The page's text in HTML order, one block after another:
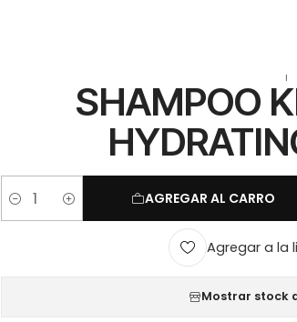
|
SHAMPOO
Cantidad AGREGAR AL CARRO
Agregar a la
Mostrar stock